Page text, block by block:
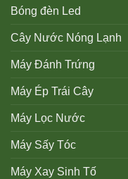
Bóng đèn Led
Cây Nước Nóng Lạnh
Máy Đánh Trứng
Máy Ép Trái Cây
Máy Lọc Nước
Máy Sấy Tóc
Máy Xay Sinh Tố